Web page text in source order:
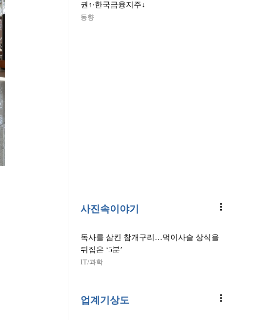
권↑·한국금융지주↓
동향
사진속이야기 more_vert
독사를 삼킨 참개구리…먹이사슬 상식을
뒤집은 ‘5분’
IT/과학
업계기상도 more_vert